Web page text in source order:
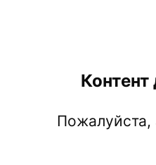
Контент
Пожалуйста,